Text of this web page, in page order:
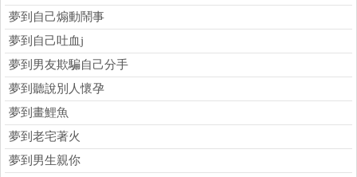
夢到自己煽動鬧事
夢到自己吐血j
夢到男友欺騙自己分手
夢到聽說別人懷孕
夢到畫鯉魚
夢到老宅著火
夢到男生親你